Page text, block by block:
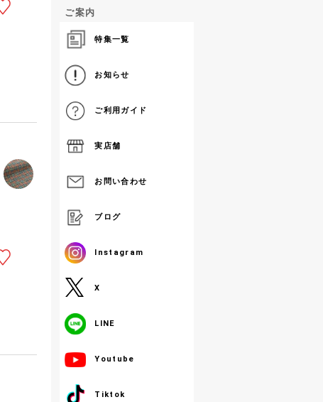
ご案内
特集一覧
お知らせ
ご利用ガイド
実店舗
お問い合わせ
ブログ
Instagram
X
LINE
Youtube
Tiktok